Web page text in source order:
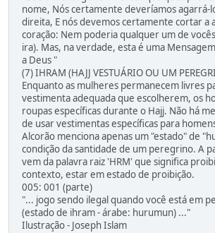
nome, Nós certamente deveríamos agarrá-
direita, E nós devemos certamente cortar a
coração: Nem poderia qualquer um de
ira). Mas, na verdade, esta é uma
a Deus "
(7) IHRAM (HAJJ VESTUÁRIO OU UM
Enquanto as mulheres permanecem livres
vestimenta adequada que escolherem, os
roupas específicas durante o Hajj. Não há
de usar vestimentas específicas para
Alcorão menciona apenas um "estado" de
condição da santidade de um peregrino. A
vem da palavra raiz 'HRM' que significa
contexto, estar em estado de proibição.
005: 001 (parte)
"... jogo sendo ilegal quando você está em
(estado de ihram - árabe: hurumun) ..."
Ilustração - Joseph Islam